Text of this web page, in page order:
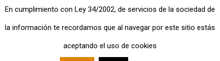
·POLÍTICA DE PRIVACIDAD
En cumplimiento con Ley 34/2002, de servicios de la sociedad de
la información te recordamos que al navegar por este sitio estás
aceptando el uso de cookies